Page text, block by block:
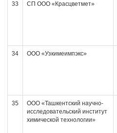
33 СП ООО «Красцветмет»
34 ООО «Узкимеимпэкс»
35
ООО «Ташкентский научно-
исследовательский институт
химической технологии»